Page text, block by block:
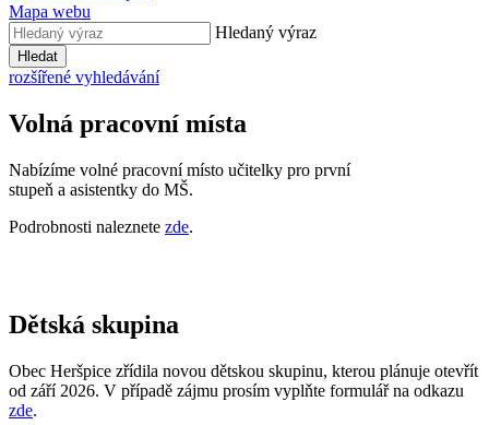
Mapa webu
Hledaný výraz
Hledat
rozšířené vyhledávání
Volná pracovní místa
Nabízíme volné pracovní místo učitelky pro první
stupeň a asistentky do MŠ.
Podrobnosti naleznete zde.
Dětská skupina
Obec Heršpice zřídila novou dětskou skupinu, kterou plánuje otevřít
od září 2026. V případě zájmu prosím vyplňte formulář na odkazu
zde.